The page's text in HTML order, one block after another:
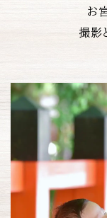
お
撮影